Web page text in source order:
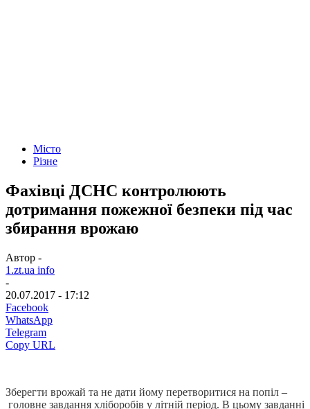
Місто
Різне
Фахівці ДСНС контролюють
дотримання пожежної безпеки під час
збирання врожаю
Автор -
1.zt.ua info
-
20.07.2017 - 17:12
Facebook
WhatsApp
Telegram
Copy URL
Зберегти врожай та не дати йому перетворитися на попіл –
головне завдання хліборобів у літній період. В цьому завданні